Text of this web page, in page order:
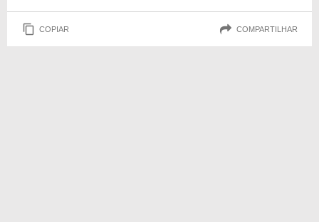
COPIAR COMPARTILHAR